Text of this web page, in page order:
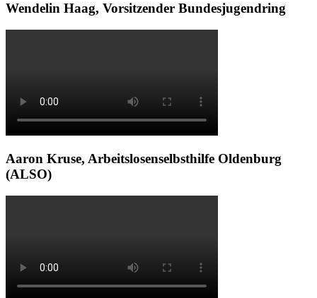
Wendelin Haag, Vorsitzender Bundesjugendring
Aaron Kruse, Arbeitslosenselbsthilfe Oldenburg
(ALSO)